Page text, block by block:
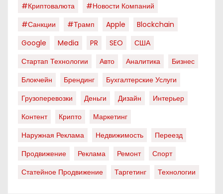
#криптовалюта
#новости Компаний
#санкции
#трамп Apple
Blockchain
Google
Media PR SEO
США
Стартап Технологии
Авто Аналитика
Бизнес
Блокчейн
Брендинг
Бухгалтерские Услуги
Грузоперевозки
Деньги Дизайн
Интерьер
Контент
Крипто
Маркетинг
Наружная Реклама
Недвижимость
Переезд
Продвижение
Реклама Ремонт
Спорт
Статейное Продвижение
Таргетинг Технологии